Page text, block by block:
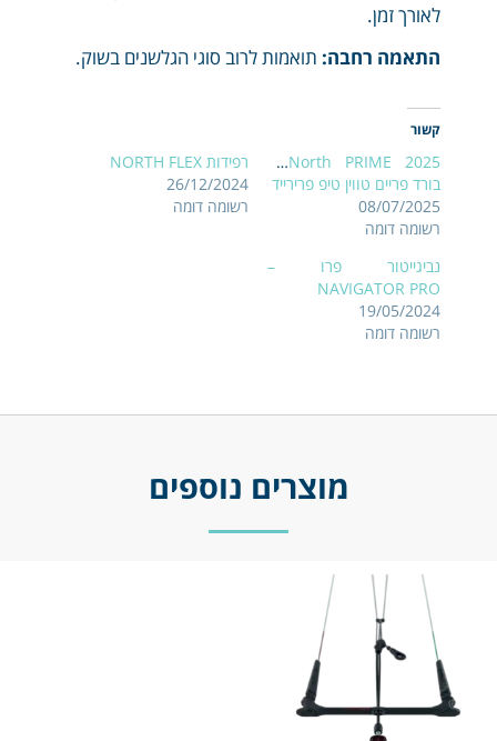
לאורך זמן.
התאמה רחבה: תואמות לרוב סוגי הגלשנים בשוק.
קשור
North PRIME 2025 –
בורד פריים טווין טיפ פרירייד
08/07/2025
רשומה דומה
רפידות NORTH FLEX
26/12/2024
רשומה דומה
נביגייטור פרו –
NAVIGATOR PRO
19/05/2024
רשומה דומה
מוצרים נוספים